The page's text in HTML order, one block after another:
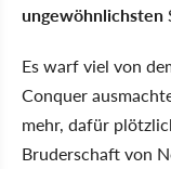
ungewöhnlichsten
Es warf viel von
Conquer
mehr, dafür
Bruderschaft von